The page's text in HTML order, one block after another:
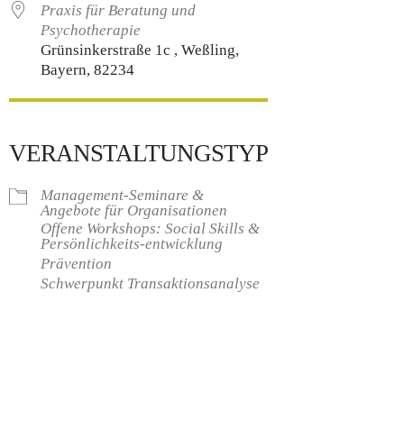
Praxis für Beratung und
Psychotherapie
Grünsinkerstraße 1c , Weßling,
Bayern, 82234
VERANSTALTUNGSTYP
Management-Seminare &
Angebote für Organisationen
Offene Workshops: Social Skills &
Persönlichkeits-entwicklung
Prävention
Schwerpunkt Transaktionsanalyse